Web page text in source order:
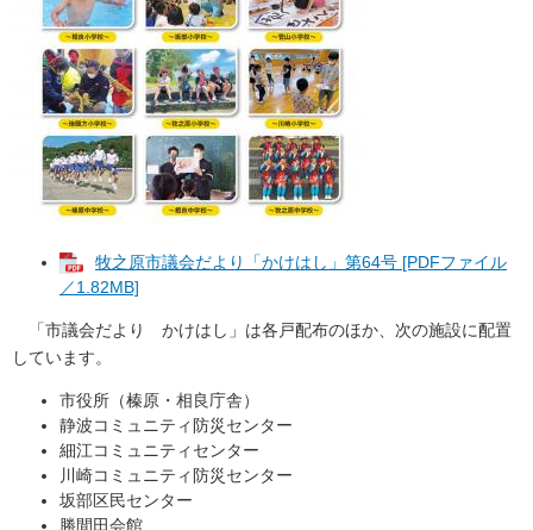
牧之原市議会だより「かけはし」第64号 [PDFファイル
／1.82MB]
「市議会だより かけはし」は各戸配布のほか、次の施設に配置
しています。
市役所（榛原・相良庁舎）
静波コミュニティ防災センター
細江コミュニティセンター
川崎コミュニティ防災センター
坂部区民センター
勝間田会館